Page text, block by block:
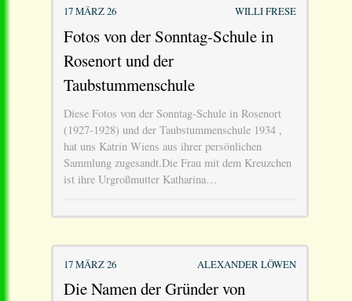
17 MÄRZ 26 WILLI FRESE
Fotos von der Sonntag-Schule in
Rosenort und der
Taubstummenschule
Diese Fotos von der Sonntag-Schule in Rosenort
(1927-1928) und der Taubstummenschule 1934 ,
hat uns Katrin Wiens aus ihrer persönlichen
Sammlung zugesandt.Die Frau mit dem Kreuzchen
ist ihre Urgroßmutter Katharina…
17 MÄRZ 26 ALEXANDER LÖWEN
Die Namen der Gründer von